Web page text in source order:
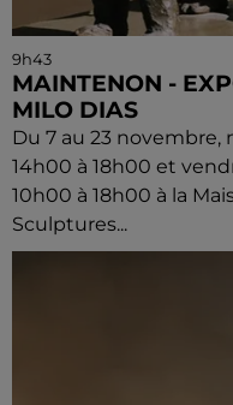
9h43
MAINTENON -
MILO DIAS
Du 7 au 23
14h00 à 18h00 et
10h00 à 18h00 à la
Sculptures...